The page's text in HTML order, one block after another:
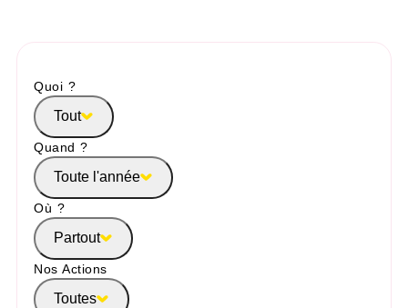
Quoi ?
Tout
Quand ?
Toute l'année
Où ?
Partout
Nos Actions
Toutes